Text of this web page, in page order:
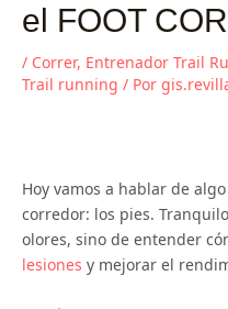
el FOOT
/ Correr, Entrenador Trail
Trail running / Por
Hoy vamos a hablar de
corredor: los pies.
olores, sino de entender
lesiones y mejorar el